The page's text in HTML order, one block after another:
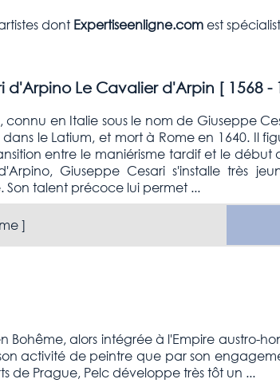
dont Expertiseenligne.comest
d'Arpino Le Cavalier d'Arpin [ 1568 -
connu en Italie sous le nom de Giuseppe
le Latium, et mort à Rome en 1640. Il
entre le maniérisme tardif et le début
Giuseppe Cesari s'installe très
Son talent précoce lui permet ...
]
Bohême, alors intégrée à l'Empire austro-
activité de peintre que par son
de Prague, Pelc développe très tôt un ...